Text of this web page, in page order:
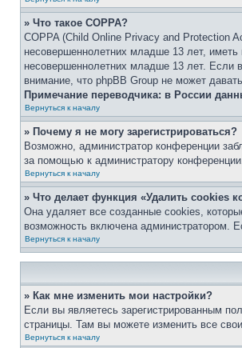
» Что такое COPPA?
COPPA (Child Online Privacy and Protection
несовершеннолетних младше 13 лет,
несовершеннолетних младше 13 лет. Если
внимание, что phpBB Group не может
Примечание переводчика: в России
Вернуться к началу
» Почему я не могу зарегистрироваться?
Возможно, администратор конференции
за помощью к администратору
Вернуться к началу
» Что делает функция «Удалить cookies
Она удаляет все созданные cookies,
возможность включена администратором.
Вернуться к началу
» Как мне изменить мои настройки?
Если вы являетесь зарегистрированным
страницы. Там вы можете изменить все
Вернуться к началу